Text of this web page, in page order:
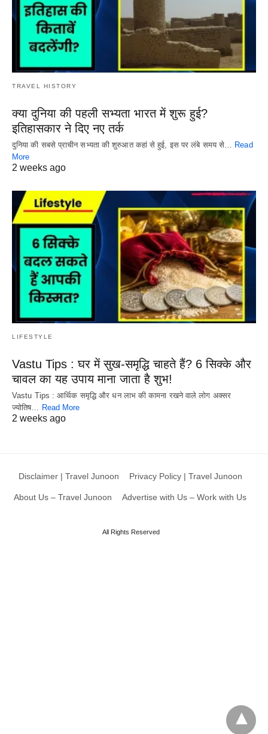
TRAVEL HISTORY
क्या दुनिया की पहली सभ्यता भारत में शुरू हुई?
इतिहासकार ने दिए नए तर्क
दुनिया की सबसे प्राचीन सभ्यता की शुरुआत कहां से हुई, इस पर लंबे समय से… Read
More
2 weeks ago
LIFESTYLE
Vastu Tips : घर में सुख-समृद्धि चाहते हैं? 6 सिक्के और
चावल का यह उपाय माना जाता है शुभ!
Vastu Tips : आर्थिक समृद्धि और धन लाभ की कामना रखने वाले लोग अक्सर
ज्योतिष… Read More
2 weeks ago
Disclaimer | Travel Junoon Privacy Policy | Travel Junoon
About Us – Travel Junoon Advertise with Us – Work with Us
All Rights Reserved